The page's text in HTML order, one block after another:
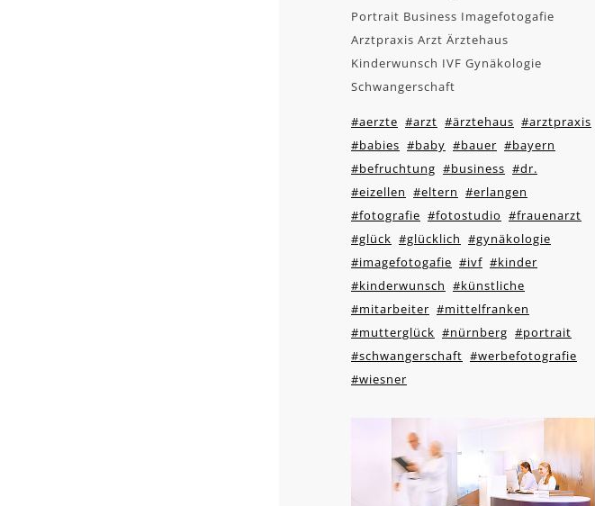
Portrait Business Imagefotogafie
Arztpraxis Arzt Ärztehaus
Kinderwunsch IVF Gynäkologie
Schwangerschaft
#aerzte #arzt #ärztehaus #arztpraxis
#babies #baby #bauer #bayern
#befruchtung #business #dr.
#eizellen #eltern #erlangen
#fotografie #fotostudio #frauenarzt
#glück #glücklich #gynäkologie
#imagefotogafie #ivf #kinder
#kinderwunsch #künstliche
#mitarbeiter #mittelfranken
#mutterglück #nürnberg #portrait
#schwangerschaft #werbefotografie
#wiesner